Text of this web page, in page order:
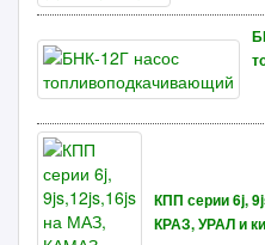
КПП серии 6j,
КРАЗ, УРАЛ и